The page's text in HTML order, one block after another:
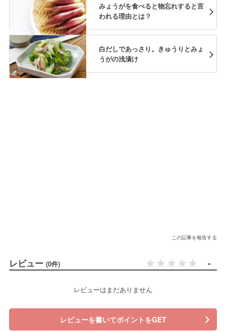
みょうがを食べると物忘れすると言
われる理由とは？
白だしであっさり。きゅうりとみょ
うがの浅漬け
この記事を報告する
レビュー (0件) -
レビューはまだありません
レビューを書いてポイントをGET